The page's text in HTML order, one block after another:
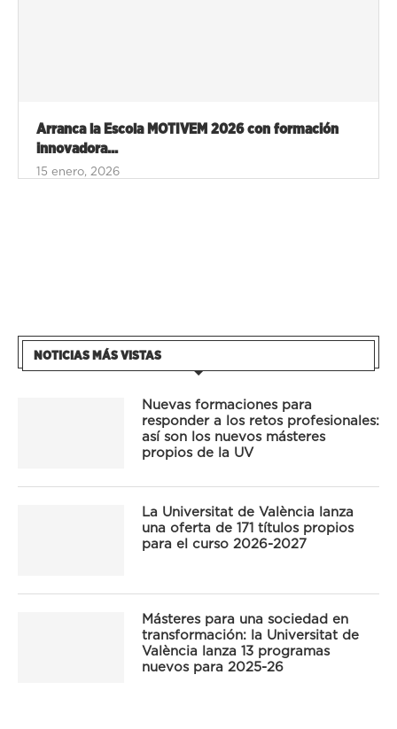
Arranca la Escola MOTIVEM 2026 con formación
innovadora...
15 enero, 2026
NOTICIAS MÁS VISTAS
Nuevas formaciones para
responder a los retos profesionales:
así son los nuevos másteres
propios de la UV
La Universitat de València lanza
una oferta de 171 títulos propios
para el curso 2026-2027
Másteres para una sociedad en
transformación: la Universitat de
València lanza 13 programas
nuevos para 2025-26